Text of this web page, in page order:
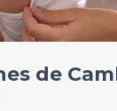
de